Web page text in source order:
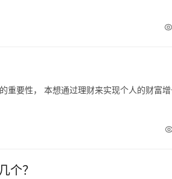
重要性， 本想通过理财来实现个人的财富
个？